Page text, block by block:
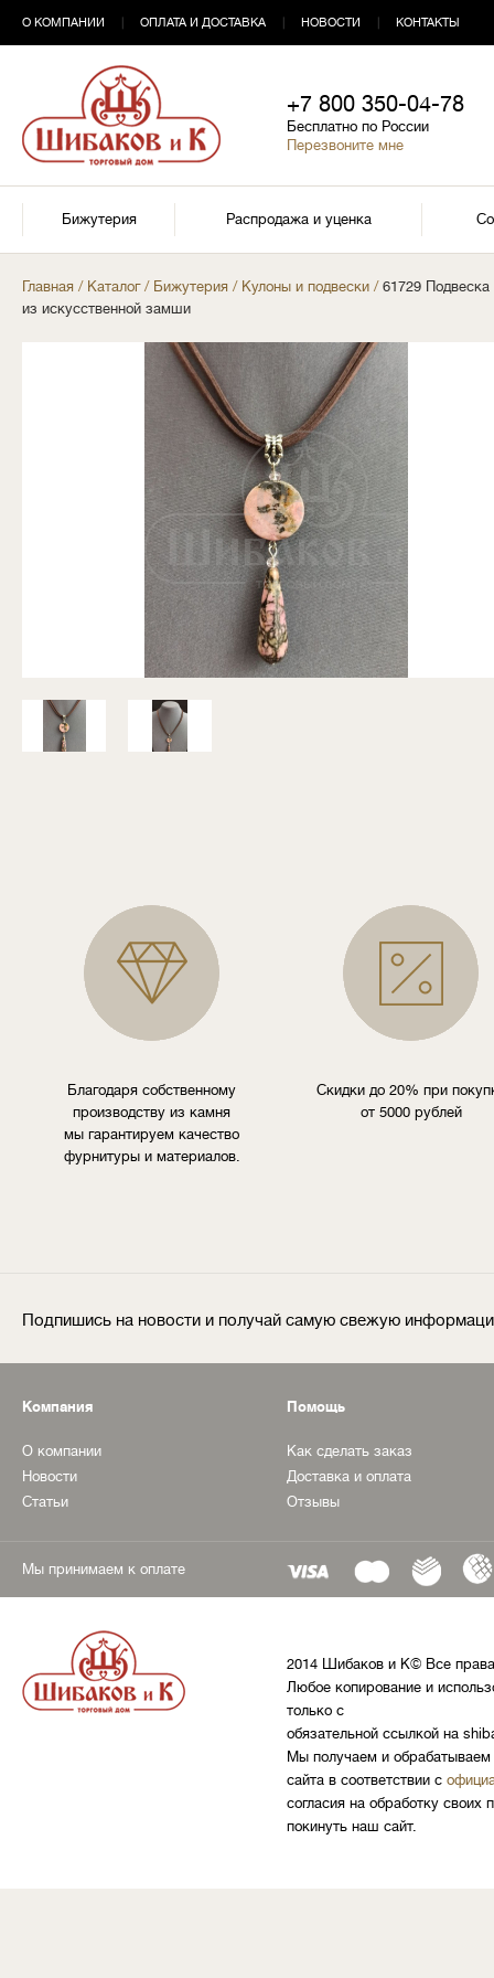
О КОМПАНИИ ОПЛАТА И ДОСТАВКА НОВОСТИ КОНТАКТЫ
+7 800 350-04-78
Бесплатно по России
Перезвоните мне
Бижутерия Распродажа и уценка
Главная / Каталог/ Бижутерия / Кулоны и подвески / 61729
из искусственной замши
Благодаря собственному
производству из камня
мы гарантируем качество
фурнитуры и материалов.
Скидки до 20% при
от 5000 рублей
Подпишись на новости и получай самую свежую
Компания
О компании
Новости
Статьи
Помощь
Как сделать заказ
Доставка и оплата
Отзывы
Мы принимаем к оплате
2014 Шибаков и К© Все
Любое копирование и
только с
обязательной ссылкой на
Мы получаем и обрабатываем
сайта в соответствии с
согласия на обработку
покинуть наш сайт.